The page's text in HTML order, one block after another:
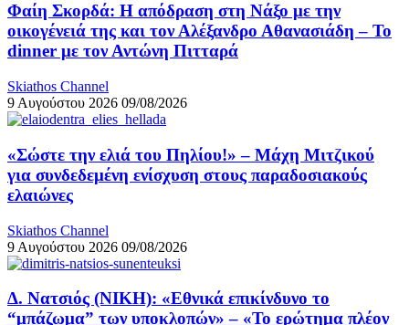
Φαίη Σκορδά: Η απόδραση στη Νάξο με την
οικογένειά της και τον Αλέξανδρο Αθανασιάδη – Το
dinner με τον Αντώνη Πιτταρά
Skiathos Channel
9 Αυγούστου 2026 09/08/2026
«Σώστε την ελιά του Πηλίου!» – Μάχη Μιτζικού
για συνδεδεμένη ενίσχυση στους παραδοσιακούς
ελαιώνες
Skiathos Channel
9 Αυγούστου 2026 09/08/2026
Δ. Νατσιός (ΝΙΚΗ): «Εθνικά επικίνδυνο το
“μπάζωμα” των υποκλοπών» – «Το ερώτημα πλέον